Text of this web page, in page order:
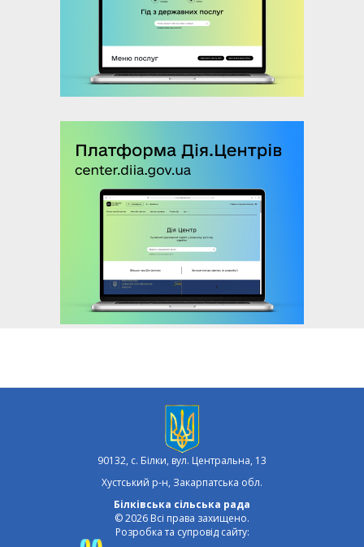
90132, с. Білки, вул. Центральна, 13
Хустський р-н, Закарпатська обл.
Білківська сільська рада
© 2026 Всі права захищено.
Розробка та супровід сайту: